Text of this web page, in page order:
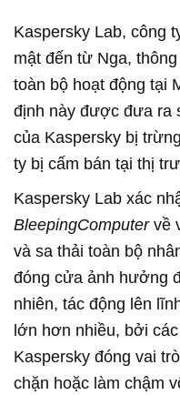
Kaspersky Lab, công
mật đến từ Nga,
toàn bộ hoạt động tại
định này được đưa ra
của Kaspersky bị
ty bị cấm bán tại thị
Kaspersky Lab xác
BleepingComputervề
và sa thải toàn bộ
đóng cửa ảnh hưởng
nhiên, tác động lên
lớn hơn nhiều, bởi
Kaspersky đóng vai
chặn hoặc làm chậm